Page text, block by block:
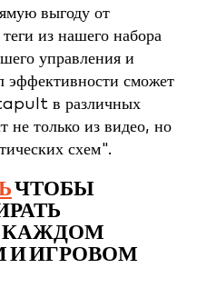
выгоду от
из нашего набора
управления и
эффективности сможет
в различных
не только из видео, но
схем".
ЧТОБЫ
И ИГРОВОМ